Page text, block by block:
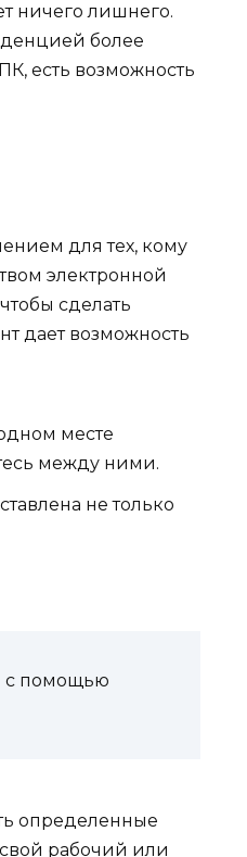
ничего лишнего.
более
есть возможность
для тех, кому
электронной
сделать
дает возможность
месте
между ними.
не только
с помощью
определенные
рабочий или